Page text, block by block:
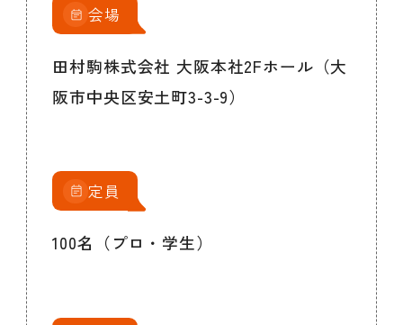
会場
田村駒株式会社 大阪本社2Fホール（大
阪市中央区安土町3-3-9）
定員
100名（プロ・学生）